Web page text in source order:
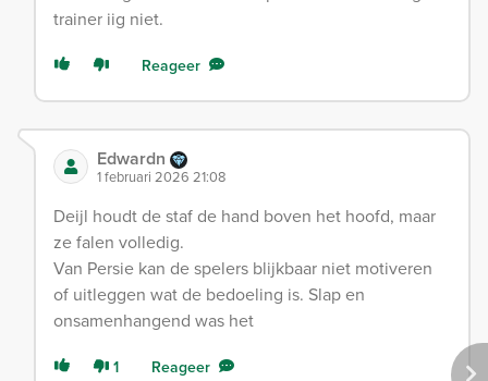
trainer iig niet.
Reageer
Edwardn
1 februari 2026 21:08
Deijl houdt de staf de hand boven het hoofd, maar
ze falen volledig.
Van Persie kan de spelers blijkbaar niet motiveren
of uitleggen wat de bedoeling is. Slap en
onsamenhangend was het
1 Reageer